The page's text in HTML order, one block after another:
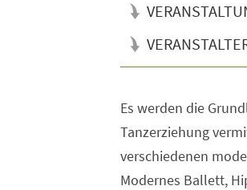
Es werden die
Tanzerziehung
verschiedenen
Modernes Ballett,